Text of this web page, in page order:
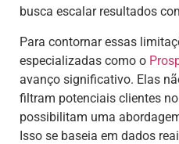
busca escalar resultados
Para contornar essas
especializadas como o
avanço significativo. Elas
filtram potenciais clientes
possibilitam uma
Isso se baseia em dados